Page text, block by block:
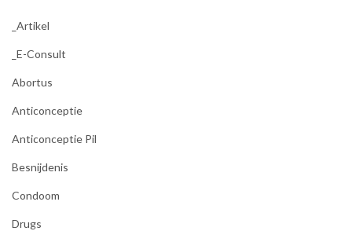
_Artikel
_E-Consult
Abortus
Anticonceptie
Anticonceptie Pil
Besnijdenis
Condoom
Drugs